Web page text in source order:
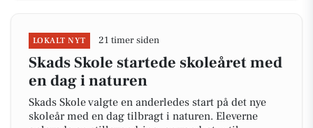
LOKALT NYT 21 timer siden
Skads Skole startede skoleåret med
en dag i naturen
Skads Skole valgte en anderledes start på det nye
skoleår med en dag tilbragt i naturen. Eleverne